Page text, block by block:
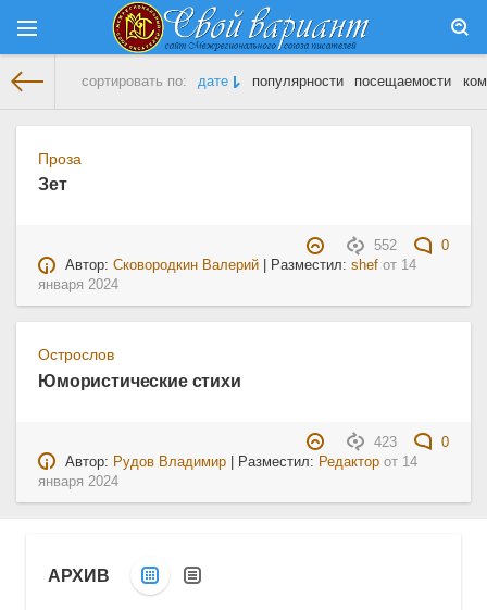
сортировать по: дате популярности посещаемости
Проза
Зет
552
0
Автор:Сковородкин Валерий | Разместил:shef от 14
января 2024
Острослов
Юмористические стихи
423
0
Автор: Рудов Владимир | Разместил: Редактор от 14
января 2024
АРХИВ